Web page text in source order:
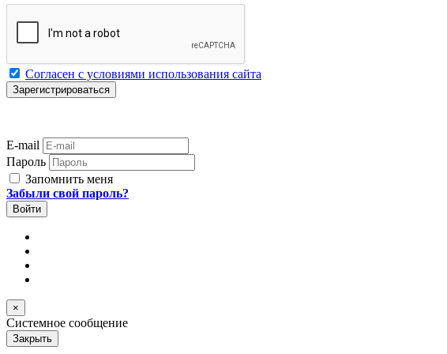
Согласен с условиями использования сайта
E-mail
Пароль
Запомнить меня
Забыли свой пароль?
×
Системное сообщение
Закрыть